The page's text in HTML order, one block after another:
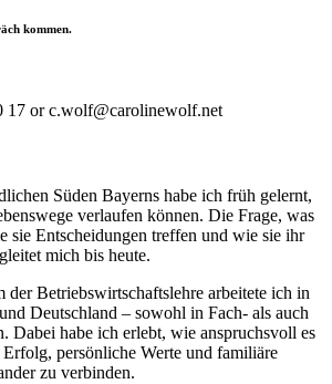
kommen.
17 or c.wolf@carolinewolf.net
Süden Bayerns habe ich früh gelernt,
verlaufen können. Die Frage, was
sie Entscheidungen treffen und wie sie ihr
mich bis heute.
der Betriebswirtschaftslehre arbeitete ich in
Deutschland – sowohl in Fach- als auch
Dabei habe ich erlebt, wie anspruchsvoll es
persönliche Werte und familiäre
zu verbinden.